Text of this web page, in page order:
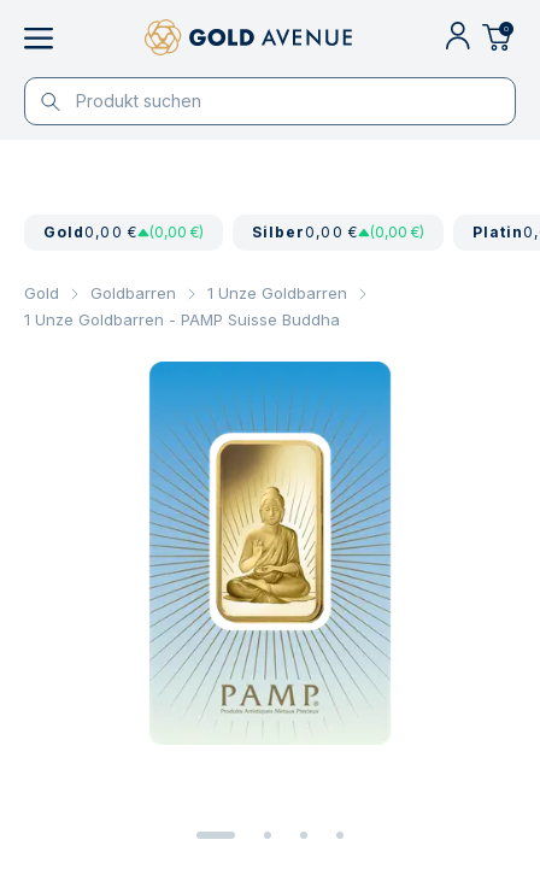
0
Gold0,00 € (0,00 €) Silber0,00 € (0,00 €) Platin
Gold Goldbarren
1 Unze Goldbarren
1 Unze Goldbarren - PAMP Suisse Buddha